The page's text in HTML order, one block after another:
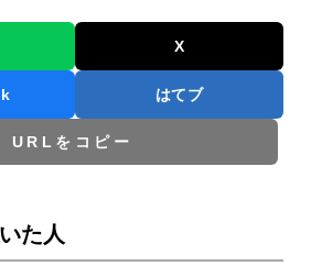
X
はてブ
URLをコピー
た人